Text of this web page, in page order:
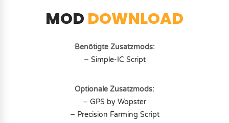
MOD DOWNLOAD
Benötigte Zusatzmods:
− Simple-IC Script
Optionale Zusatzmods:
− GPS by Wopster
− Precision Farming Script